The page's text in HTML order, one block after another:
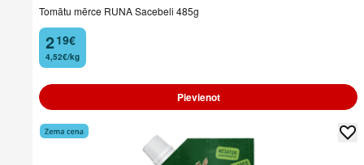
Tomātu mērce RUNA Sacebeli 485g
2
. 19€
4,52€/kg
Pievienot